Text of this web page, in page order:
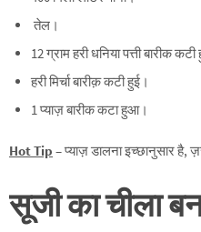
तेल।
12 ग्राम हरी धनिया पत्ती बारीक कटी
हरी मिर्चा बारीक़ कटी हुई।
1 प्याज़ बारीक कटा हुआ।
Hot Tip – प्याज़ डालना इच्छानुसार है,
सूजी का चीला